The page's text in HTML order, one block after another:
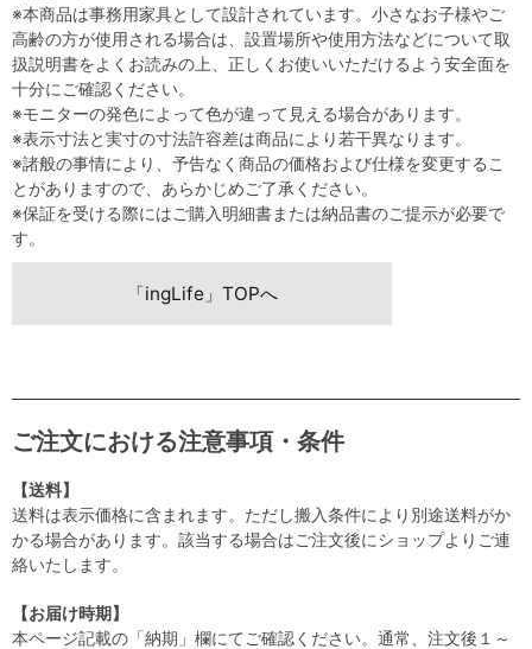
※本商品は事務用家具として設計されています。小さなお子様やご
高齢の方が使用される場合は、設置場所や使用方法などについて取
扱説明書をよくお読みの上、正しくお使いいただけるよう安全面を
十分にご確認ください。
※モニターの発色によって色が違って見える場合があります。
※表示寸法と実寸の寸法許容差は商品により若干異なります。
※諸般の事情により、予告なく商品の価格および仕様を変更するこ
とがありますので、あらかじめご了承ください。
※保証を受ける際にはご購入明細書または納品書のご提示が必要で
す。
「ingLife」TOPへ
ご注文における注意事項・条件
【送料】
送料は表示価格に含まれます。ただし搬入条件により別途送料がか
かる場合があります。該当する場合はご注文後にショップよりご連
絡いたします。
【お届け時期】
本ページ記載の「納期」欄にてご確認ください。通常、注文後１～